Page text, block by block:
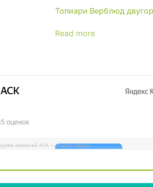
Топиари Верблюд
Read more
компаний АСК — Яндекс Карты